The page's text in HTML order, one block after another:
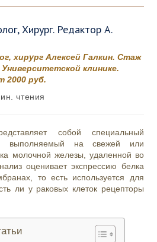
Хирург. Редактор А.
хирург Алексей Галкин. Стаж
клинике.
2000 руб.
чтения
собой специальный
выполняемый на свежей или
молочной железы, удаленной во
оценивает экспрессию белка
то есть используется для
ли у раковых клеток рецепторы